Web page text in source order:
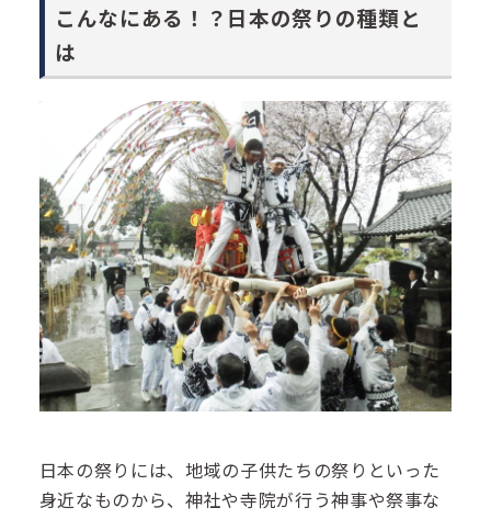
こんなにある！？日本の祭りの種類と
は
日本の祭りには、地域の子供たちの祭りといった
身近なものから、神社や寺院が行う神事や祭事な